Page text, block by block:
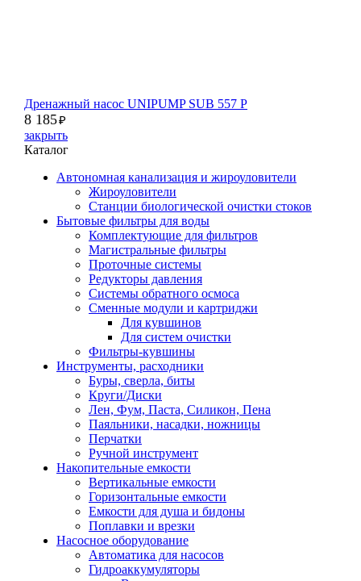
Дренажный насос UNIPUMP SUB 557 P
8 185₽
закрыть
Каталог
Автономная канализация и жироуловители
Жироуловители
Станции биологической очистки стоков
Бытовые фильтры для воды
Комплектующие для фильтров
Магистральные фильтры
Проточные системы
Редукторы давления
Системы обратного осмоса
Сменные модули и картриджи
Для кувшинов
Для систем очистки
Фильтры-кувшины
Инструменты, расходники
Буры, сверла, биты
Круги/Диски
Лен, Фум, Паста, Силикон, Пена
Паяльники, насадки, ножницы
Перчатки
Ручной инструмент
Накопительные емкости
Вертикальные емкости
Горизонтальные емкости
Емкости для душа и бидоны
Поплавки и врезки
Насосное оборудование
Автоматика для насосов
Гидроаккумуляторы